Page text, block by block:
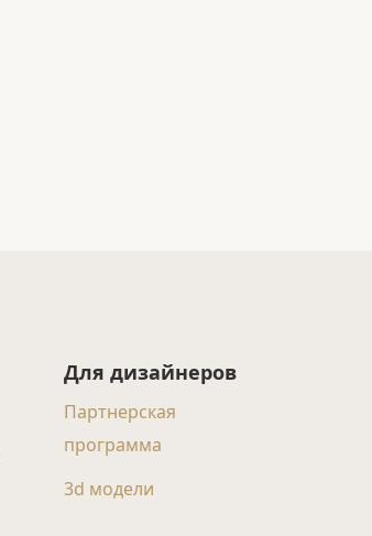
Для дизайнеров
Партнерская
программа
3d модели